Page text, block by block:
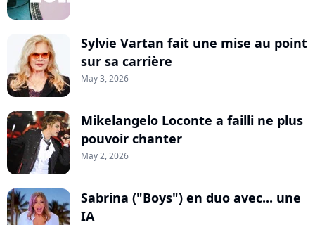
Sylvie Vartan fait une mise au point
sur sa carrière
May 3, 2026
Mikelangelo Loconte a failli ne plus
pouvoir chanter
May 2, 2026
Sabrina ("Boys") en duo avec... une
IA